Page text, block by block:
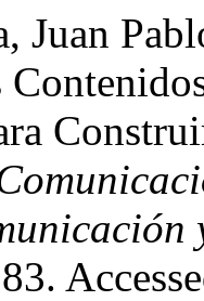
Juan